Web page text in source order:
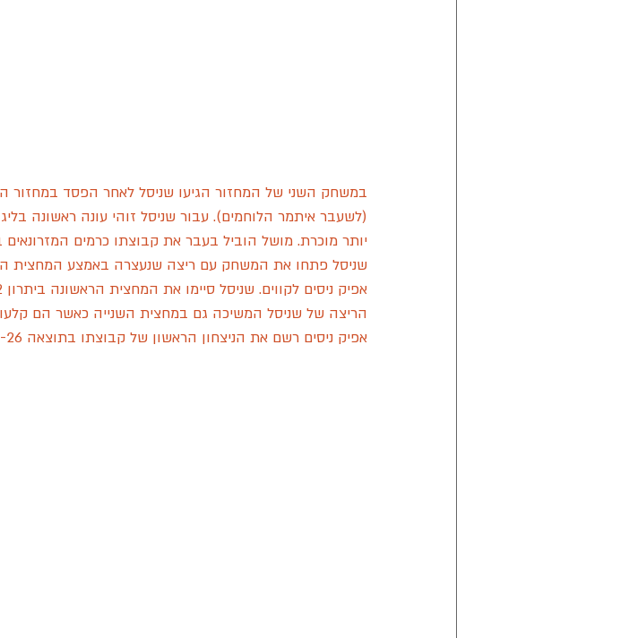
במשחק השני של המחזור הגיעו שניסל לאחר הפסד במחזור
(לשעבר איתמר הלוחמים). עבור שניסל זוהי עונה ראשונה
יותר מוכרת. מושל הוביל בעבר את קבוצתו כרמים
שניסל פתחו את המשחק עם ריצה שנעצרה באמצע המחצית
אפיק ניסים לקווים. שניסל סיימו את המחצית הראשונה ביתרון 19-12 על לוחמי פרס נובל.
הריצה של שניסל המשיכה גם במחצית השנייה כאשר הם קלעו 24 נקודות לעומת 14 בלבד של הלוחמים.
אפיק ניסים רשם את הניצחון הראשון של קבוצתו בתוצאה 43-26.